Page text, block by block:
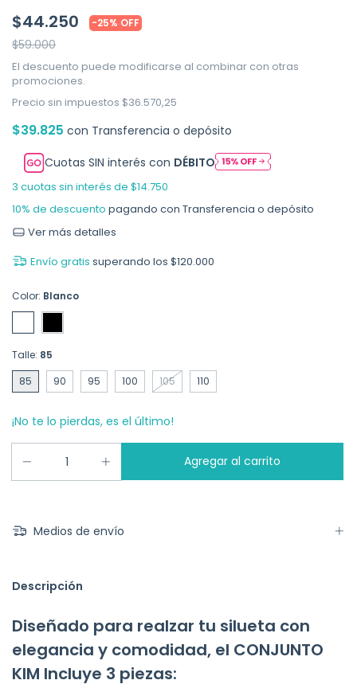
$44.250 -25% OFF
$59.000
El descuento puede modificarse al combinar con otras
promociones.
Precio sin impuestos $36.570,25
$39.825 con Transferencia o depósito
Cuotas SIN interés con DÉBITO
3 cuotas sin interés de $14.750
10% de descuento pagando con Transferencia o depósito
Ver más detalles
Envío gratis superando los $120.000
Color: Blanco
Talle: 85
85
90 95 100 105 110
¡No te lo pierdas, es el último!
Medios de envío
Descripción
Diseñado para realzar tu silueta con
elegancia y comodidad, el CONJUNTO
KIM Incluye 3 piezas: